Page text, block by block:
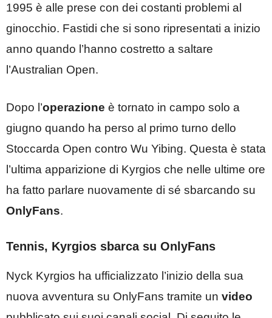
1995 è alle prese con dei costanti problemi al
ginocchio. Fastidi che si sono ripresentati a inizio
anno quando l’hanno costretto a saltare
l’Australian Open.
Dopo l’operazione è tornato in campo solo a
giugno quando ha perso al primo turno dello
Stoccarda Open contro Wu Yibing. Questa è stata
l’ultima apparizione di Kyrgios che nelle ultime ore
ha fatto parlare nuovamente di sé sbarcando su
OnlyFans.
Tennis, Kyrgios sbarca su OnlyFans
Nyck Kyrgios ha ufficializzato l’inizio della sua
nuova avventura su OnlyFans tramite un video